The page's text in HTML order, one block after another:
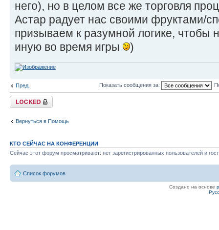
него), но в целом все же торговля
Астар радует нас своими фруктами/
призываем к разумной логике, чтобы
иную во время игры
)
Пред. Показать сообщения за:
Закрыто
Вернуться в Помощь
КТО СЕЙЧАС НА КОНФЕРЕНЦИИ
Сейчас этот форум просматривают: нет зарегистрированных пользователей и
Список форумов
Создано на основе